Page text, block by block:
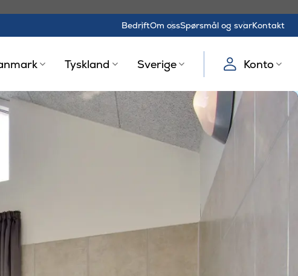
BedriftOm ossSpørsmål og svarKontakt
Tyskland Sverige Konto